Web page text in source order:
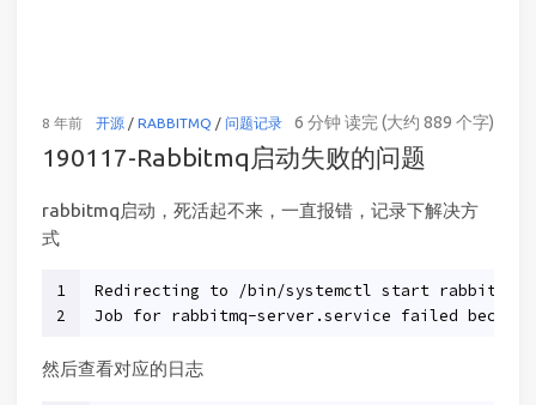
8 年前 开源/ RABBITMQ / 问题记录 6 分钟 读完 (大约 889 个字)
190117-Rabbitmq启动失败的问题
rabbitmq启动，死活起不来，一直报错，记录下解决方
式
1
2
Redirecting to /bin/systemctl start rabbitmq-
Job for rabbitmq-server.service failed
然后查看对应的日志